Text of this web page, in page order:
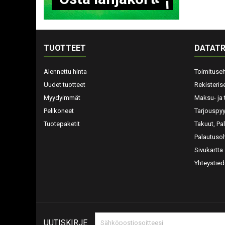
TUOTTEET
Alennettu hinta
Uudet tuotteet
Myydyimmät
Pelikoneet
Tuotepaketit
Maksu- ja
Takuut,
Sivukartta
UUTISKIRJE